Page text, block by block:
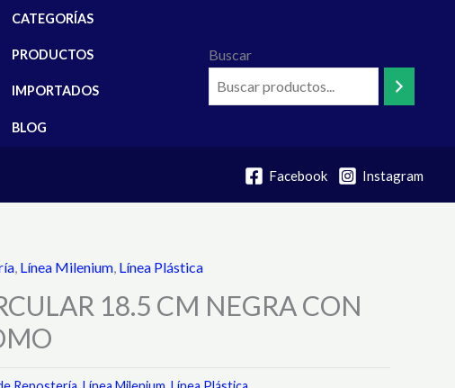
CATEGORÍAS
PRODUCTOS
IMPORTADOS
BLOG
Buscar
Facebook Instagram
, Línea Milenium, Línea Plástica
18.5 CM NEGRA CON